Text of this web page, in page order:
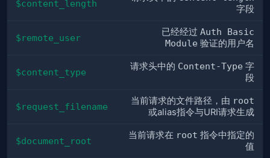
$content_length
字段
$remote_user
已经经过 Auth Basic
Module 验证的用户名
$content_type
请求头中的 Content-Type 字
段
$request_filename
当前请求的文件路径，由 root
或alias指令与URI请求生成
$document_root
当前请求在 root 指令中指定的
值